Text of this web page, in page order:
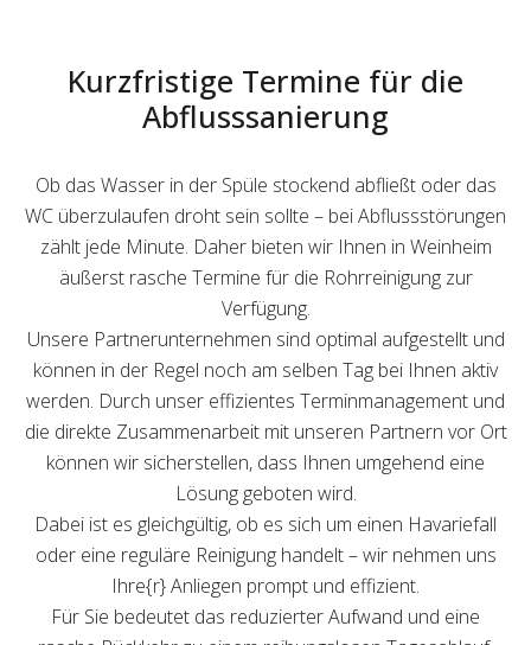
Kurzfristige Termine für die
Abflusssanierung
Ob das Wasser in der Spüle stockend abfließt oder das
WC überzulaufen droht sein sollte – bei Abflussstörungen
zählt jede Minute. Daher bieten wir Ihnen in Weinheim
äußerst rasche Termine für die Rohrreinigung zur
Verfügung.
Unsere Partnerunternehmen sind optimal aufgestellt und
können in der Regel noch am selben Tag bei Ihnen aktiv
werden. Durch unser effizientes Terminmanagement und
die direkte Zusammenarbeit mit unseren Partnern vor Ort
können wir sicherstellen, dass Ihnen umgehend eine
Lösung geboten wird.
Dabei ist es gleichgültig, ob es sich um einen Havariefall
oder eine reguläre Reinigung handelt – wir nehmen uns
Ihre{r} Anliegen prompt und effizient.
Für Sie bedeutet das reduzierter Aufwand und eine